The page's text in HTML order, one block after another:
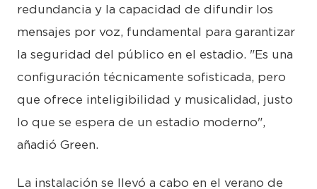
redundancia y la capacidad de difundir los
mensajes por voz, fundamental para garantizar
la seguridad del público en el estadio. "Es una
configuración técnicamente sofisticada, pero
que ofrece inteligibilidad y musicalidad, justo
lo que se espera de un estadio moderno",
añadió Green.
La instalación se llevó a cabo en el verano de